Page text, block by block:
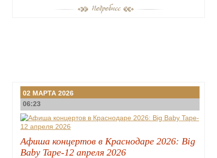
02 МАРТА 2026
06:23
Афиша концертов в Краснодаре 2026: Big
Baby Tape-12 апреля 2026